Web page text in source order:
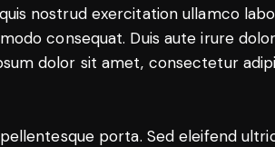
nostrud exercitation ullamco
consequat. Duis aute irure
dolor sit amet, consectetur
porta. Sed eleifend